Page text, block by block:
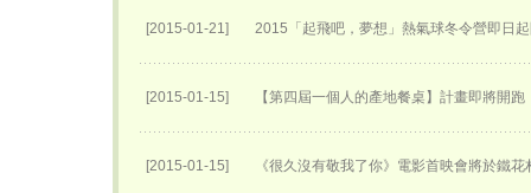
[2015-01-21] 2015「起飛吧，夢想」熱氣球冬令營即日
[2015-01-15] 【第四屆一個人的產地餐桌】計畫即將開跑
[2015-01-15] 《很久沒有敬我了你》電影首映會將於鐵花